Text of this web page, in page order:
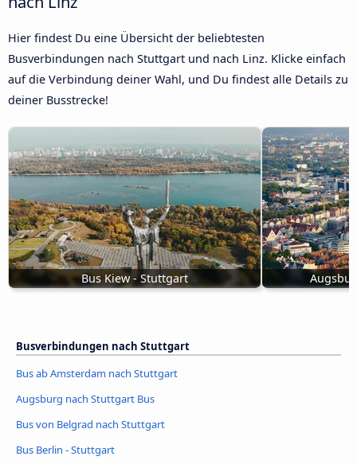
Hier findest Du eine Übersicht der beliebtesten
Busverbindungen nach Stuttgart und nach Linz. Klicke einfach
auf die Verbindung deiner Wahl, und Du findest alle Details zu
deiner Busstrecke!
Bus Kiew - Stuttgart
Busverbindungen nach Stuttgart
Bus ab Amsterdam nach Stuttgart
Augsburg nach Stuttgart Bus
Bus von Belgrad nach Stuttgart
Bus Berlin - Stuttgart